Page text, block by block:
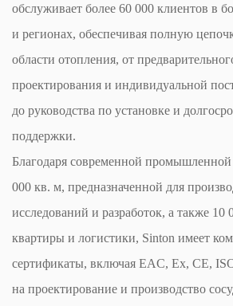
обслуживает более 60 000 клиентов в
и регионах, обеспечивая полную
области отопления, от
проектирования и индивидуальной
до руководства по установке и
поддержки.
Благодаря современной
000 кв. м, предназначенной для
исследований и разработок, а также 10
квартиры и логистики, Sinton имеет
сертификаты, включая EAC, Ex, CE,
на проектирование и производство